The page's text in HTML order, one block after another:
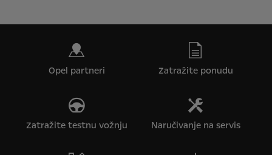
Opel partneri Zatražite ponudu
Zatražite testnu vožnju Naručivanje na servis